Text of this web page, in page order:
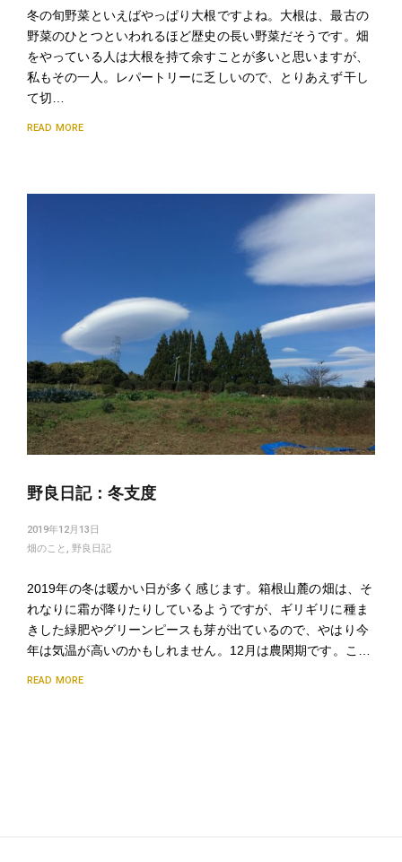
冬の旬野菜といえばやっぱり大根ですよね。大根は、最古の
野菜のひとつといわれるほど歴史の長い野菜だそうです。畑
をやっている人は大根を持て余すことが多いと思いますが、
私もその一人。レパートリーに乏しいので、とりあえず干し
て切…
READ MORE
野良日記：冬支度
2019年12月13日
畑のこと , 野良日記
2019年の冬は暖かい日が多く感じます。箱根山麓の畑は、そ
れなりに霜が降りたりしているようですが、ギリギリに種ま
きした緑肥やグリーンピースも芽が出ているので、やはり今
年は気温が高いのかもしれません。12月は農閑期です。こ…
READ MORE